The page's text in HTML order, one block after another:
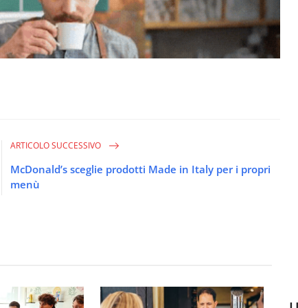
ARTICOLO SUCCESSIVO
McDonald’s sceglie prodotti Made in Italy per i propri
menù